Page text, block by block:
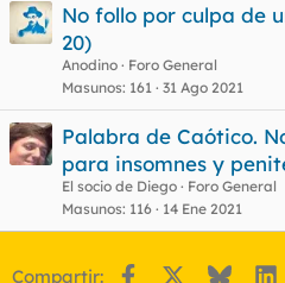
No follo por culpa de
20)
Anodino
Foro General
Masunos 161 31 Ago 2021
Palabra de Caótico.
para insomnes y
El socio de Diego
Foro General
Masunos 116 14 Ene 2021
Compartir: Facebook